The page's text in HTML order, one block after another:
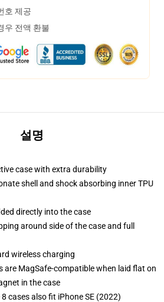
호 제공
우 전액 환불
설명
case with extra durability
shell and shock absorbing inner TPU
directly into the case
around side of the case and full
wireless charging
MagSafe-compatible when laid flat on
in the case
cases also fit iPhone SE (2022)